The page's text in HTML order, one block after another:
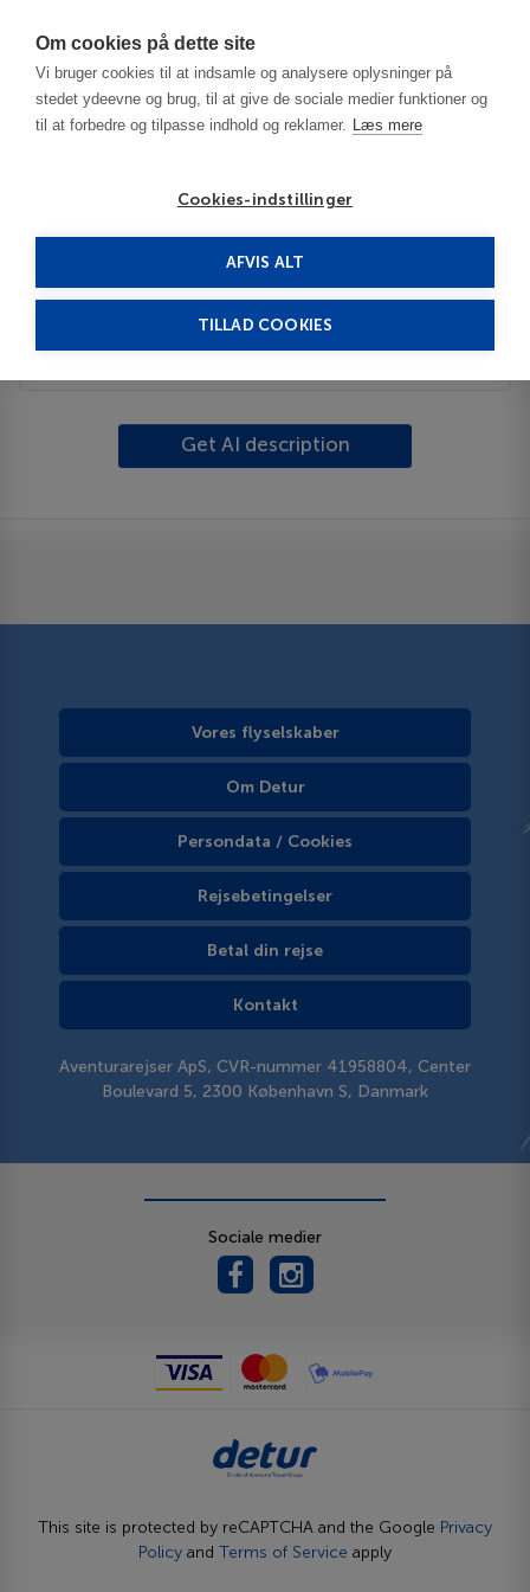
Om cookies på dette site
Vi bruger cookies til at indsamle og analysere oplysninger på
stedet ydeevne og brug, til at give de sociale medier funktioner og
til at forbedre og tilpasse indhold og reklamer. Læs mere
Cookies-indstillinger
AFVIS ALT
TILLAD COOKIES
London
Beskrivelse
Get AI description
Vores flyselskaber
Om Detur
Persondata / Cookies
Rejsebetingelser
Betal din rejse
Kontakt
Aventurarejser ApS, CVR-nummer 41958804, Center
Boulevard 5, 2300 København S, Danmark
Sociale medier
This site is protected by reCAPTCHA and the Google Privacy
Policy and Terms of Service apply